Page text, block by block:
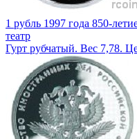
1 рубль 1997 года 850-
театр
Гурт рубчатый. Вес 7,78.